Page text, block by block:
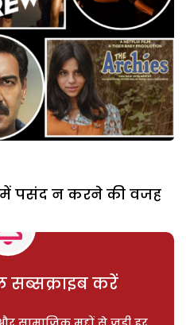
में पसंद न करने की वजह
सब्सक्राइब करें